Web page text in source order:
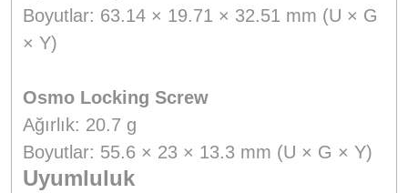
Boyutlar: 63.14 × 19.71 × 32.51 mm (U × G
× Y)
Osmo Locking Screw
Ağırlık: 20.7 g
Boyutlar: 55.6 × 23 × 13.3 mm (U × G × Y)
Uyumluluk